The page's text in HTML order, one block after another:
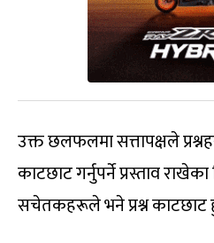
उक्त छलफलमा सत्तापक्षले
काटछाट गर्नुपर्ने प्रस्ताव
सचेतकहरूले भने प्रश्न काटछाट